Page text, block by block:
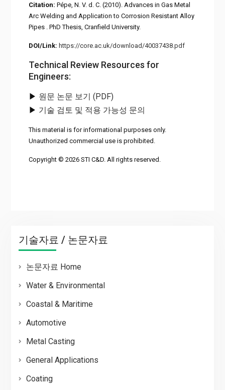
Citation: Pépe, N. V. d. C. (2010). Advances in Gas Metal
Arc Welding and Application to Corrosion Resistant Alloy
Pipes . PhD Thesis, Cranfield University.
DOI/Link: https://core.ac.uk/download/40037438.pdf
Technical Review Resources for
Engineers:
▶ 원문 논문 보기 (PDF)
▶ 기술 검토 및 적용 가능성 문의
This material is for informational purposes only.
Unauthorized commercial use is prohibited.
Copyright © 2026 STI C&D. All rights reserved.
기술자료 / 논문자료
논문자료 Home
Water & Environmental
Coastal & Maritime
Automotive
Metal Casting
General Applications
Coating